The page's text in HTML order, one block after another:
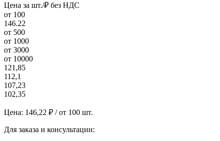
Цена за шт./₽ без НДС
от 100
146.22
от 500
от 1000
от 3000
от 10000
121,85
112,1
107,23
102,35
Цена: 146,22 ₽ / от 100 шт.
Для заказа и консультации: